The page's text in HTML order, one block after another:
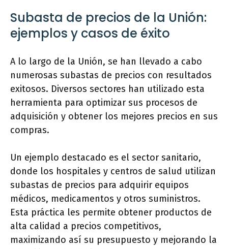
Subasta de precios de la Unión:
ejemplos y casos de éxito
A lo largo de la Unión, se han llevado a cabo
numerosas subastas de precios con resultados
exitosos. Diversos sectores han utilizado esta
herramienta para optimizar sus procesos de
adquisición y obtener los mejores precios en sus
compras.
Un ejemplo destacado es el sector sanitario,
donde los hospitales y centros de salud utilizan
subastas de precios para adquirir equipos
médicos, medicamentos y otros suministros.
Esta práctica les permite obtener productos de
alta calidad a precios competitivos,
maximizando así su presupuesto y mejorando la